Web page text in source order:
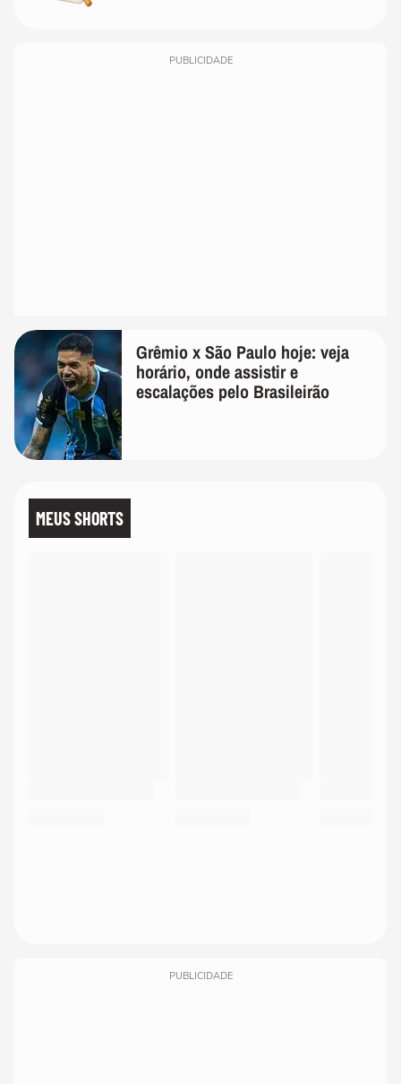
PUBLICIDADE
Grêmio x São Paulo hoje: veja
horário, onde assistir e
escalações pelo Brasileirão
MEUS SHORTS
PUBLICIDADE